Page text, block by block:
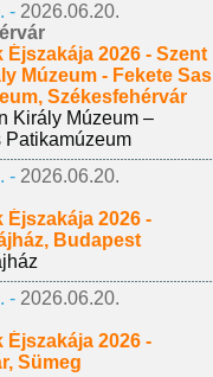
- 2026.06.20.
Éjszakája 2026 - Szent
Múzeum - Fekete Sas
Székesfehérvár
Király Múzeum –
Patikamúzeum
- 2026.06.20.
Éjszakája 2026 -
Budapest
- 2026.06.20.
Éjszakája 2026 -
Sümeg